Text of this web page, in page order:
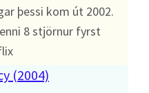
þessi kom út 2002.
8 stjörnur fyrst
(2004)